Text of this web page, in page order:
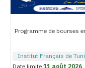
Programme de bourses
Institut Français de